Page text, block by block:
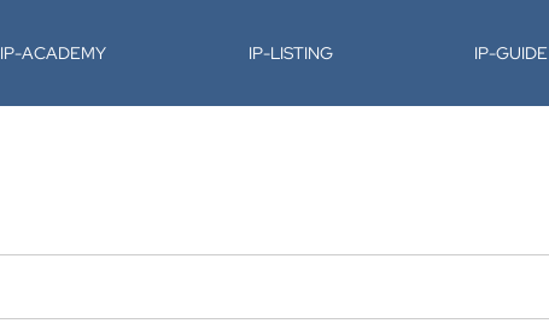
IP-ACADEMY IP-LISTING IP-GUIDE